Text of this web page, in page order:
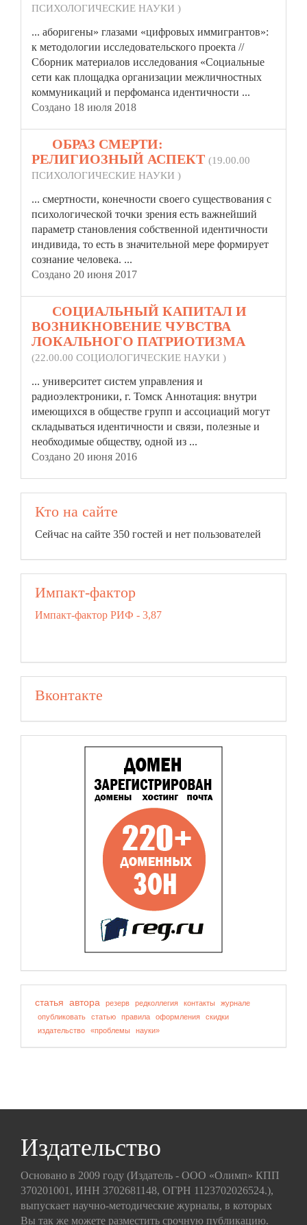
ПСИХОЛОГИЧЕСКИЕ НАУКИ )
... аборигены» глазами «цифровых иммигрантов»:
к методологии исследовательского проекта //
Сборник материалов исследования «Социальные
сети как площадка организации межличностных
коммуникаций и перфоманса идентичности ...
Создано 18 июля 2018
ОБРАЗ СМЕРТИ:
РЕЛИГИОЗНЫЙ АСПЕКТ (19.00.00
ПСИХОЛОГИЧЕСКИЕ НАУКИ )
... смертности, конечности своего существования с
психологической точки зрения есть важнейший
параметр становления собственной идентичности
индивида, то есть в значительной мере формирует
сознание человека. ...
Создано 20 июня 2017
СОЦИАЛЬНЫЙ КАПИТАЛ И
ВОЗНИКНОВЕНИЕ ЧУВСТВА
ЛОКАЛЬНОГО ПАТРИОТИЗМА
(22.00.00 СОЦИОЛОГИЧЕСКИЕ НАУКИ )
... университет систем управления и
радиоэлектроники, г. Томск Аннотация: внутри
имеющихся в обществе групп и ассоциаций могут
складываться идентичности и связи, полезные и
необходимые обществу, одной из ...
Создано 20 июня 2016
Кто на сайте
Сейчас на сайте 350 гостей и нет пользователей
Импакт-фактор
Импакт-фактор РИФ - 3,87
Вконтакте
статья автора резерв редколлегия контакты
журнале
опубликовать
статью правила оформления
скидки
издательство
«проблемы науки»
Издательство
Основано в 2009 году (Издатель - ООО «Олимп» КПП
370201001, ИНН 3702681148, ОГРН 1123702026524.),
выпускает научно-методические журналы, в которых
Вы так же можете разместить срочную публикацию.